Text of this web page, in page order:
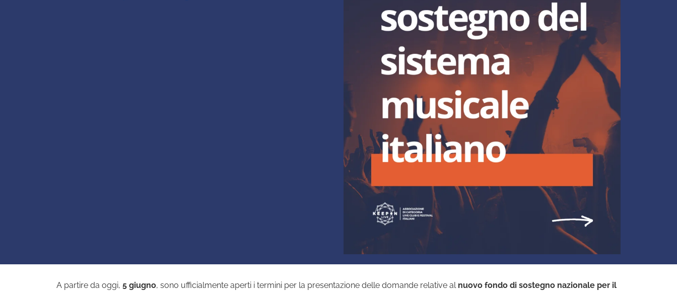
A partire da oggi, 5 giugno, sono ufficialmente aperti i termini per la presentazione delle domande relative al nuovo fondo di sostegno nazionale per il